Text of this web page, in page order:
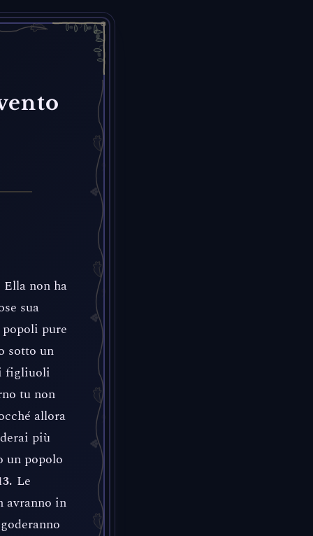
Ella non ha
sua
pure
sotto un
figliuoli
tu non
allora
più
un popolo
Le
avranno in